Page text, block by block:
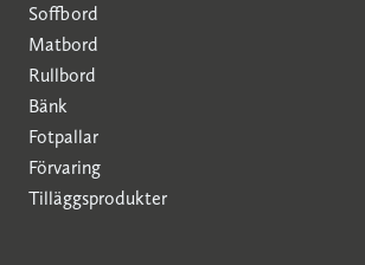
Soffbord
Matbord
Rullbord
Bänk
Fotpallar
Förvaring
Tilläggsprodukter